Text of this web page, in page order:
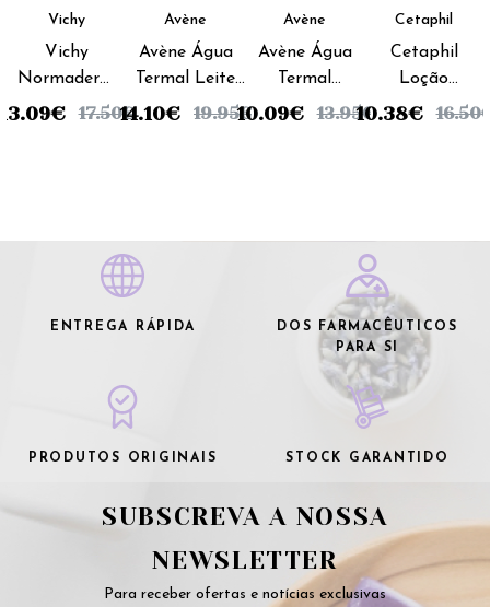
Vichy
Vichy
Normaderm
Cuidado
€ 17.50€
Avène
Avène Água
Termal Leite
Desmaquilhante
14.10€ 19.95€
Avène
Avène Água
Termal
Desmaquilhante
10.09€ 13.95€
Cetaphil
Cetaphil
Loção
Limpeza -
10.38€ 16.50
ENTREGA RÁPIDA
DOS FARMACÊUTICOS
PARA SI
PRODUTOS ORIGINAIS STOCK GARANTIDO
SUBSCREVA A NOSSA
NEWSLETTER
Para receber ofertas e notícias exclusivas